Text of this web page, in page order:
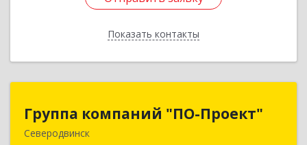
Показать контакты
Назад
Группа компаний "ПО-Проект"
Северодвинск
Группа компаний "ПО-Проект"
164500, Архангельская обл, Северодвинск г,